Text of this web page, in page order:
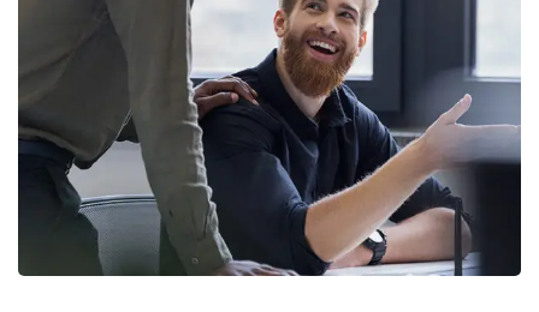
Digital Marketing
FINANCE/ MARKETING